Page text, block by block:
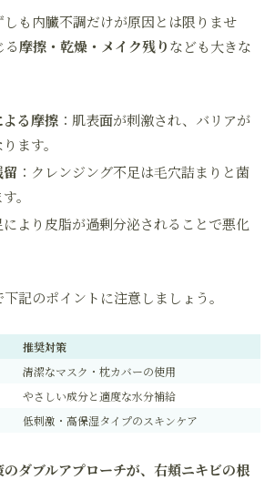
も内臓不調だけが原因とは限りませ
摩擦・乾燥・メイク残りなども大きな
る摩擦 ：肌表面が刺激され、バリアが
ます。
：クレンジング不足は毛穴詰まりと菌
。
により皮脂が過剰分泌されることで悪化
記のポイントに注意しましょう。
推奨対策
清潔なマスク・枕カバーの使用
やさしい成分と適度な水分補給
低刺激・高保湿タイプのスキンケア
ダブルアプローチが、右頬ニキビの根